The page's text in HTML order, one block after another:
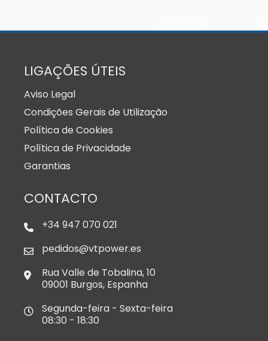
LIGAÇÕES ÚTEIS
Aviso Legal
Condições Gerais de Utilização
Política de Cookies
Política de Privacidade
Garantias
CONTACTO
+34 947 070 021
pedidos@vtpower.es
Rua Valle de Tobalina, 10
09001 Burgos, Espanha
Segunda-feira - Sexta-feira
08:30 - 18:30